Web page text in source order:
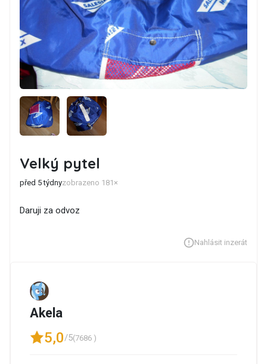
Velký pytel
před 5 týdnyzobrazeno 181×
Daruji za odvoz
Nahlásit inzerát
Akela
5,0/5(7686 )